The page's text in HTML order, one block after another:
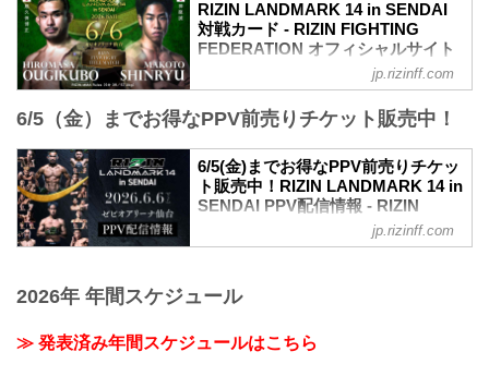
5/23（土）10時よりチケット追加販売が
決定！
決定！RIZIN LANDMARK 14 in SENDAI -
RIZIN FIGHTING FEDERATION オフィシ
ャルサイト
大好評につき完売間近となっていたRIZIN
LANDMARK 14 in SENDAIのチケット追
加販売が決定したぞ！
追加販売は、明日5月23日（土）10時より
受付スタート！完売でチケットを手に入
れることが出来なかった方は是非、こ
RIZIN LANDMARK 14 in SENDAI
対戦カード - RIZIN FIGHTING
FEDERATION オフィシャルサイト
フライ級タイトルマッチ／扇久保博正 vs.
フライ級タイトルマッチ
扇久保博正 vs. 神龍誠
元谷友貴 vs. トニー・ララミー
RIZIN MMAルール：5分 3R（57.0kg）
元谷友貴 vs. トニー・ララミー
矢地祐介 vs. ISAO
“ブラックパンサー”ベイノア vs. 芳賀ビラ
RIZIN MMAルール：5分3R（71.0kg）...
jp.rizinff.com
6/5（金）までお得なPPV前売りチケット販売中！
6/5(金)までお得なPPV前売りチケッ
ト販売中！RIZIN LANDMARK 14 in
SENDAI PPV配信情報 - RIZIN
FIGHTING FEDERATION オフィシ
ャルサイト
配信チケットが、5月15日（金）12時より
ABEMA、U-NEXTにて販売がスタートし
たぞ！（※スカパー！は5/23(土)販売開
jp.rizinff.com
2026年 年間スケジュール
≫ 発表済み年間スケジュールはこちら